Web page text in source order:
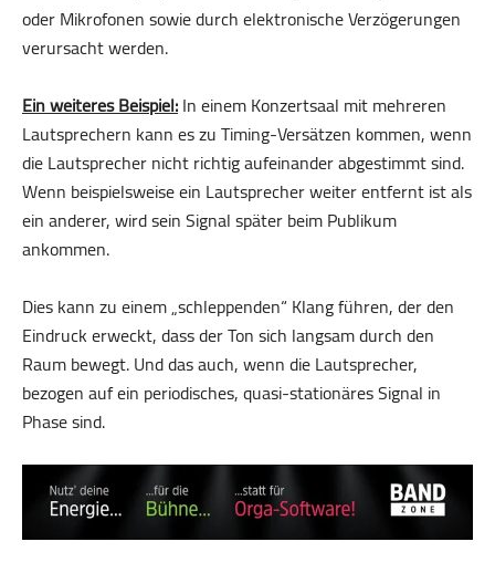
oder Mikrofonen sowie durch elektronische Verzögerungen
verursacht werden.
Ein weiteres Beispiel:In einem Konzertsaal mit mehreren
Lautsprechern kann es zu Timing-Versätzen kommen, wenn
die Lautsprecher nicht richtig aufeinander abgestimmt sind.
Wenn beispielsweise ein Lautsprecher weiter entfernt ist als
ein anderer, wird sein Signal später beim Publikum
ankommen.
Dies kann zu einem „schleppenden“ Klang führen, der den
Eindruck erweckt, dass der Ton sich langsam durch den
Raum bewegt. Und das auch, wenn die Lautsprecher,
bezogen auf ein periodisches, quasi-stationäres Signal in
Phase sind.